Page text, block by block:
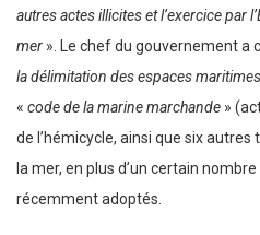
autres actes illicites et l’exercice par
mer ». Le chef du gouvernement a
la délimitation des espaces
« code de la marine marchande »
de l’hémicycle, ainsi que six
la mer, en plus d’un certain
récemment adoptés.